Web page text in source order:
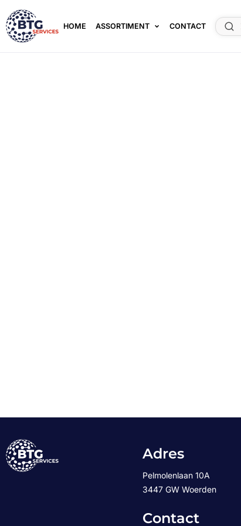
HOME ASSORTIMENT CONTACT
Adres
Pelmolenlaan 10A
3447 GW Woerden
Contact